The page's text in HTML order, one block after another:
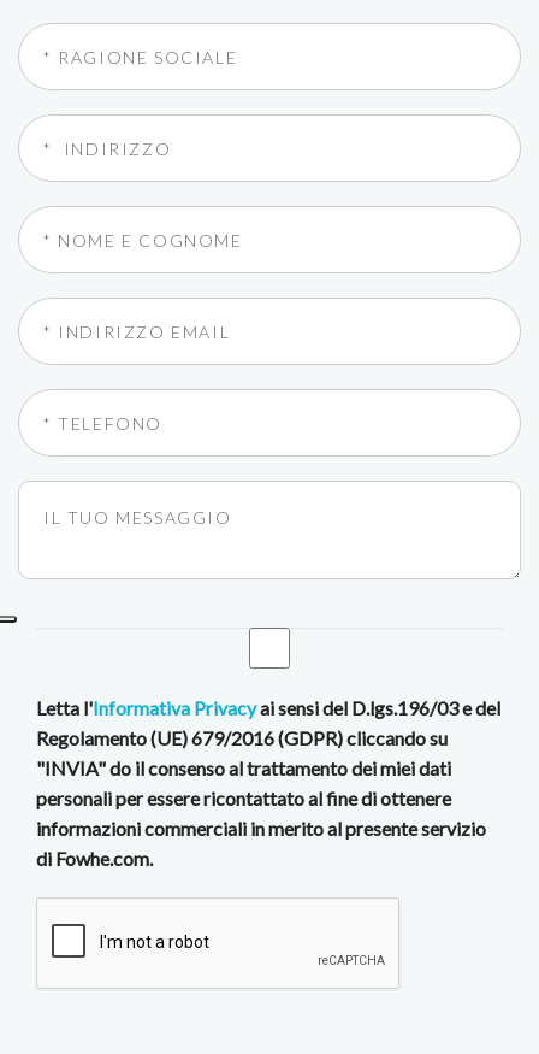
Letta l'Informativa Privacyai sensi del D.lgs.196/03 e del
Regolamento (UE) 679/2016 (GDPR) cliccando su
"INVIA" do il consenso al trattamento dei miei dati
personali per essere ricontattato al fine di ottenere
informazioni commerciali in merito al presente servizio
di Fowhe.com.